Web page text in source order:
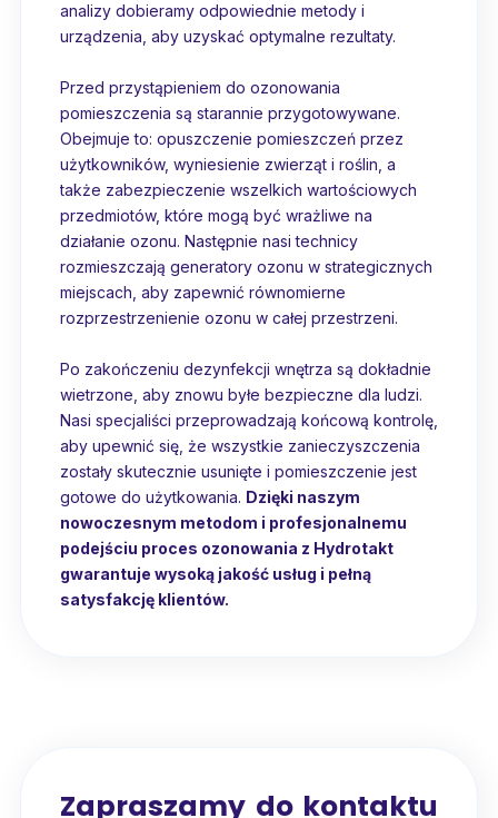
analizy dobieramy odpowiednie metody i
urządzenia, aby uzyskać optymalne rezultaty.
Przed przystąpieniem do ozonowania
pomieszczenia są starannie przygotowywane.
Obejmuje to: opuszczenie pomieszczeń przez
użytkowników, wyniesienie zwierząt i roślin, a
także zabezpieczenie wszelkich wartościowych
przedmiotów, które mogą być wrażliwe na
działanie ozonu. Następnie nasi technicy
rozmieszczają generatory ozonu w strategicznych
miejscach, aby zapewnić równomierne
rozprzestrzenienie ozonu w całej przestrzeni.
Po zakończeniu dezynfekcji wnętrza są dokładnie
wietrzone, aby znowu byłe bezpieczne dla ludzi.
Nasi specjaliści przeprowadzają końcową kontrolę,
aby upewnić się, że wszystkie zanieczyszczenia
zostały skutecznie usunięte i pomieszczenie jest
gotowe do użytkowania. Dzięki naszym
nowoczesnym metodom i profesjonalnemu
podejściu proces ozonowania z Hydrotakt
gwarantuje wysoką jakość usług i pełną
satysfakcję klientów.
Zapraszamy do kontaktu